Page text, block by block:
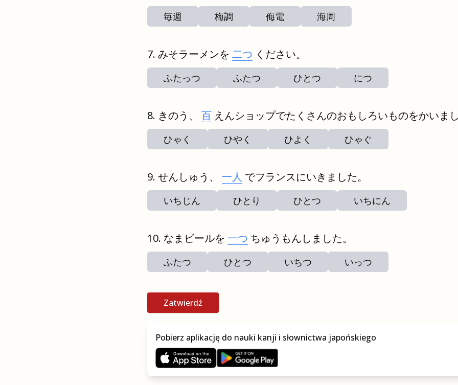
毎週 梅調 侮電 海周
みそラーメンを 二つ ください。
ふたっつ ふたつ ひとつ につ
きのう、 百 えんショップでたくさんのおもしろいものをかいま
ひゃく ひやく ひよく ひゃぐ
せんしゅう、 一人 でフランスにいきました。
いちじん ひとり ひとつ いちにん
なまビールを 一つ ちゅうもんしました。
ふたつ ひとつ いちつ いっつ
Zatwierdź
Pobierz aplikację do nauki kanji i słownictwa japońskiego